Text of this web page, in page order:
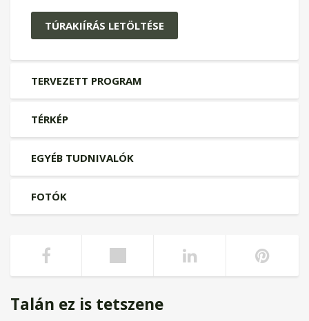
TÚRAKIÍRÁS LETÖLTÉSE
TERVEZETT PROGRAM
TÉRKÉP
EGYÉB TUDNIVALÓK
FOTÓK
Talán ez is tetszene